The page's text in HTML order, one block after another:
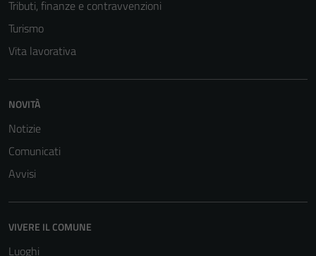
Tributi, finanze e contravvenzioni
Turismo
Vita lavorativa
NOVITÀ
Notizie
Comunicati
Avvisi
VIVERE IL COMUNE
Luoghi
Tecnici